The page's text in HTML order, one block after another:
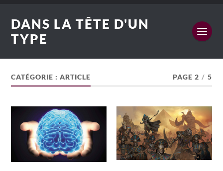
DANS LA TÊTE D'UN
TYPE
CATÉGORIE :ARTICLE PAGE 2 / 5